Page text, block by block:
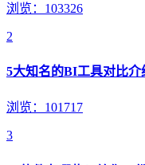
浏览：103326
2
5大知名的BI工具对比介
浏览：101717
3